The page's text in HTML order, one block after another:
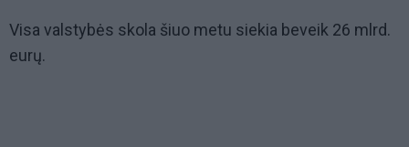
Visa valstybės skola šiuo metu siekia beveik 26 mlrd.
eurų.